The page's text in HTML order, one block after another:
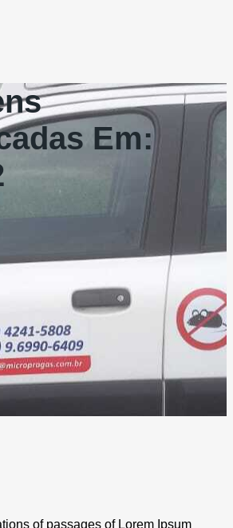
Em:
of passages of Lorem Ipsum